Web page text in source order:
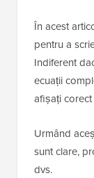
În acest
pentru a
Indiferent
ecuații
afișați
Urmând
sunt clare,
dvs.